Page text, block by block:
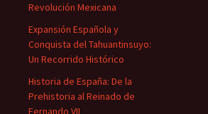
Revolución Mexicana
Expansión Española y
Conquista del Tahuantinsuyo:
Un Recorrido Histórico
Historia de España: De la
Prehistoria al Reinado de
Fernando VII